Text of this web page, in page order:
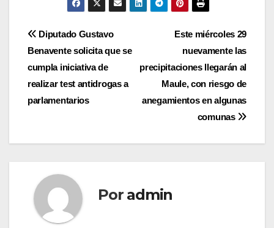
Navegación
de
entradas
Este miércoles 29
nuevamente las
precipitaciones llegarán al
Maule, con riesgo de
anegamientos en algunas
comunas
Diputado Gustavo
Benavente solicita que se
cumpla iniciativa de
realizar test antidrogas a
parlamentarios
Por admin